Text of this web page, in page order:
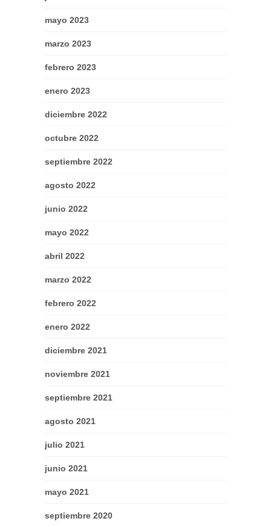
mayo 2023
marzo 2023
febrero 2023
enero 2023
diciembre 2022
octubre 2022
septiembre 2022
agosto 2022
junio 2022
mayo 2022
abril 2022
marzo 2022
febrero 2022
enero 2022
diciembre 2021
noviembre 2021
septiembre 2021
agosto 2021
julio 2021
junio 2021
mayo 2021
septiembre 2020